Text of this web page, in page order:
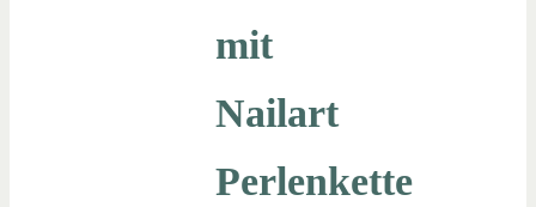
mit
Nailart
Perlenkette